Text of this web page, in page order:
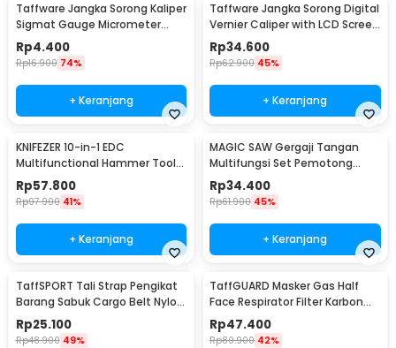
Taffware Jangka Sorong Kaliper
Sigmat Gauge Micrometer
150mm - QST-600
Rp4.400
Rp16.900 74%
+ Keranjang
Taffware Jangka Sorong Digital
Vernier Caliper with LCD Screen
150mm - JIGO-150
Rp34.600
Rp62.900 45%
+ Keranjang
KNIFEZER 10-in-1 EDC
Multifunctional Hammer Tool
for Camping Survival - WL-
9003
Rp57.800
Rp97.900 41%
+ Keranjang
MAGIC SAW Gergaji Tangan
Multifungsi Set Pemotong
Kayu Besi
Rp34.400
Rp61.900 45%
+ Keranjang
TaffSPORT Tali Strap Pengikat
Barang Sabuk Cargo Belt Nylon
5M - XR2
Rp25.100
Rp48.900 49%
TaffGUARD Masker Gas Half
Face Respirator Filter Karbon
Aktif KN95 - 6200
Rp47.400
Rp80.900 42%